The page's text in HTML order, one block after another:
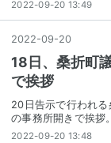
2022-09-20 13:49
2022-09-20
18日、桑折町
で挨拶
20日告示で行われ
の事務所開きで挨拶
2022-09-20 13:48